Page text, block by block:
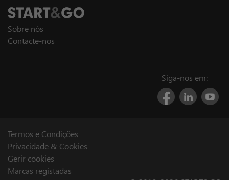
Sobre nós
Contacte-nos
Siga-nos em:
Termos e Condições
Privacidade & Cookies
Gerir cookies
Marcas registadas